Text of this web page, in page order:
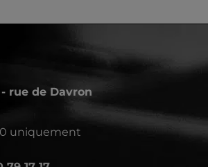
rue de Davron
uniquement